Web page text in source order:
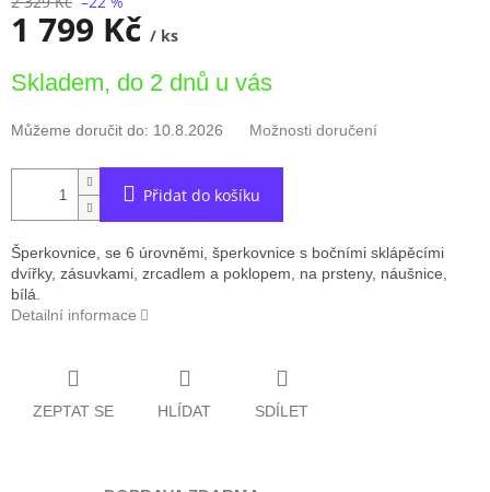
1 799 Kč / ks
cena:
Skladem, do 2 dnů u vás
Můžeme doručit do: 10.8.2026 Možnosti doručení
Přidat do košíku
Šperkovnice, se 6 úrovněmi, šperkovnice s bočními sklápěcími
dvířky, zásuvkami, zrcadlem a poklopem, na prsteny, náušnice,
bílá.
Detailní informace
ZEPTAT SE HLÍDAT SDÍLET